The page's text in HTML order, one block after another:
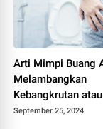
Arti Mimpi Buang
Melambangkan
Kebangkrutan atau
Kesuksesan
September 25, 2024